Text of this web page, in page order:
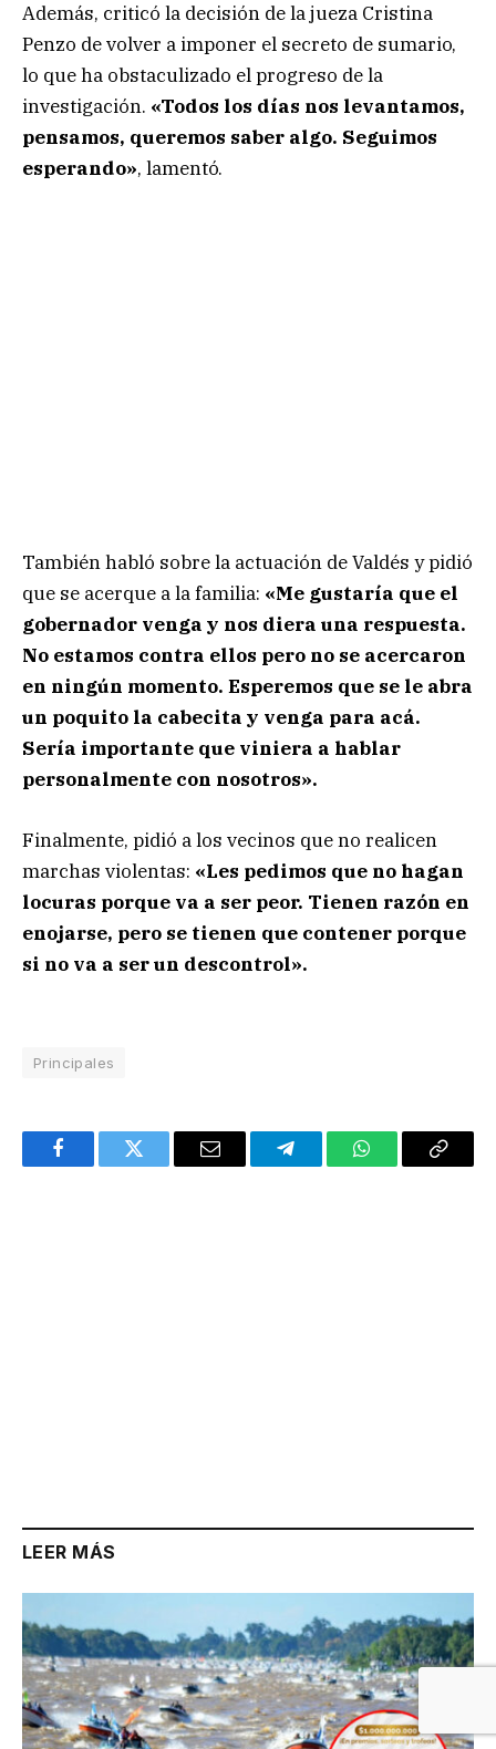
Además, criticó la decisión de la jueza Cristina
Penzo de volver a imponer el secreto de sumario,
lo que ha obstaculizado el progreso de la
investigación. «Todos los días nos levantamos,
pensamos, queremos saber algo. Seguimos
esperando», lamentó.
También habló sobre la actuación de Valdés y pidió
que se acerque a la familia: «Me gustaría que el
gobernador venga y nos diera una respuesta.
No estamos contra ellos pero no se acercaron
en ningún momento. Esperemos que se le abra
un poquito la cabecita y venga para acá.
Sería importante que viniera a hablar
personalmente con nosotros».
Finalmente, pidió a los vecinos que no realicen
marchas violentas: «Les pedimos que no hagan
locuras porque va a ser peor. Tienen razón en
enojarse, pero se tienen que contener porque
si no va a ser un descontrol».
Principales
FacebookTwitter Email TelegramWhatsAppCopy
LEER MÁS